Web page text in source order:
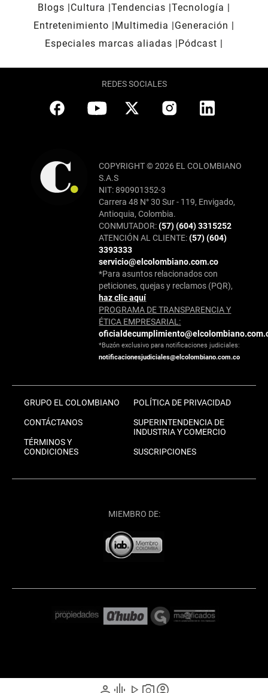
Blogs
Cultura Tendencias Tecnología
Entretenimiento
Multimedia
Generación
Especiales marcas aliadas
Pódcast
REDES SOCIALES
COPYRIGHT © 2026 EL COLOMBIANO
S.A.S
NIT: 890901352-3
Carrera 48 N° 30 Sur - 119, Envigado,
Antioquia, Colombia.
CONMUTADOR:(57) (604) 3315252
ATENCIÓN AL CLIENTE:(57) (604)
3393333
servicio@elcolombiano.com.co
*Para asuntos relacionados con
peticiones, quejas y reclamos (PQR),
haz clic aquí
PROGRAMA DE TRANSPARENCIA Y
ÉTICA EMPRESARIAL:
*Buzón exclusivo para notificaciones judiciales:
notificacionesjudiciales@elcolombiano.com.co
GRUPO EL COLOMBIANO
CONTÁCTANOS
TÉRMINOS Y
CONDICIONES
POLÍTICA DE PRIVACIDAD
SUPERINTENDENCIA DE
INDUSTRIA Y COMERCIO
SUSCRIPCIONES
MIEMBRO DE: